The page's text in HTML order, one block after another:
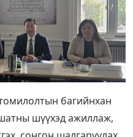
багийнхан
шүүхэд ажиллаж,